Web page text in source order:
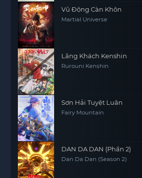
Vũ Động Càn Khôn
Martial Universe
Lãng Khách Kenshin
Rurouni Kenshin
Sơn Hải Tuyệt Luân
Fairy Mountain
DAN DA DAN (Phần 2)
Dan Da Dan (Season 2)